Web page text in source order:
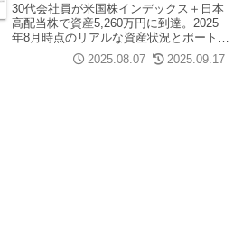
30代会社員が米国株インデックス＋日本
高配当株で資産5,260万円に到達。2025
年8月時点のリアルな資産状況とポートフ
ォリオ内訳を公開。普通の会社員でも
FIREを目指せる参考例です。
2025.08.07 2025.09.17